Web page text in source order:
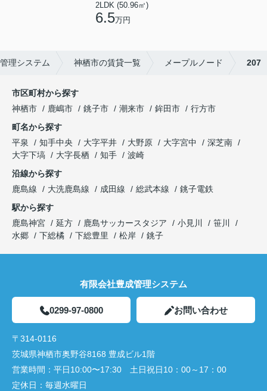
2LDK (50.96㎡)
6.5万円
理システム 神栖市の賃貸一覧 メープルノード 207
市区町村から探す
神栖市
鹿嶋市 銚子市 潮来市 鉾田市
行方市
町名から探す
平泉
知手中央 大字平井 大野原 大字宮中
深芝南
大字下塙
大字長栖 知手
波崎
沿線から探す
鹿島線
大洗鹿島線 成田線 総武本線
銚子電鉄
駅から探す
鹿島神宮
延方 鹿島サッカースタジア 小見川
笹川
水郷
下総橘 下総豊里 松岸 銚子
有限会社豊成管理システム
0299-97-0800 お問い合わせ
〒314-0116
茨城県神栖市奥野谷8168 豊成ビル1階
営業時間： 平日10:00〜17:30 土日祝日10：00～17：00
定休日： 毎週水曜日